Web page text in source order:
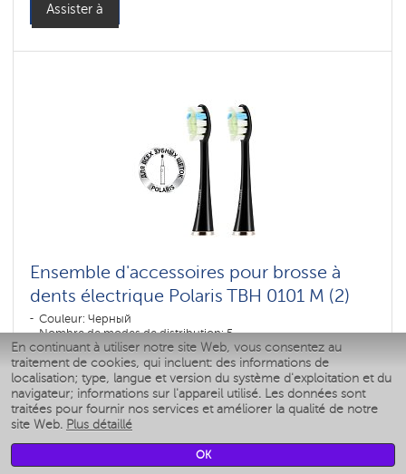
En continuant à utiliser notre site Web, vous consentez au
traitement de cookies, qui incluent: des informations de
localisation; type, langue et version du système d'exploitation et du
navigateur; informations sur l'appareil utilisé. Les données sont
traitées pour fournir nos services et améliorer la qualité de notre
site Web. Plus détaillé
OK
Assister à
Ensemble d'accessoires pour brosse à
dents électrique Polaris TBH 0101 M (2)
Couleur: Черный
Nombre de modes de distribution: 5
Assister à